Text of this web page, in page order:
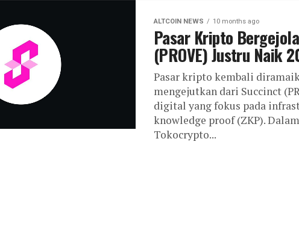
ALTCOIN NEWS 10 months ago
Pasar Kripto
(PROVE) Justru Naik
Pasar kripto kembali
mengejutkan dari Succinct
digital yang fokus pada
knowledge proof (ZKP).
Tokocrypto...